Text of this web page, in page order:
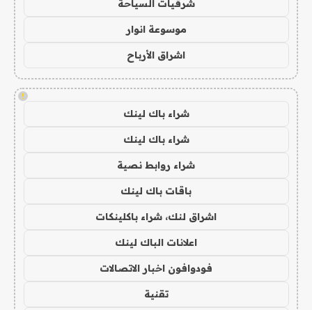
شرقيات السياحة
موسوعة انوار
اشراق الأرباح
!
شراء باك لينك
شراء باك لينك
شراء روابط نصية
باقات باك لينك
اشراق لنك، شراء باكلينكات
اعلانات الباك لينك
فودوافون اخبار الاتصالات
تقنية